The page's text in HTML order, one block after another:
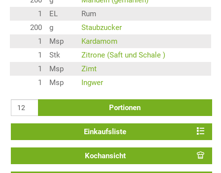
1
EL
Rum
200
g
Staubzucker
1
Msp
Kardamom
1
Stk
Zitrone (Saft und Schale )
1
Msp
Zimt
1
Msp Ingwer
Portionen
Einkaufsliste
Kochansicht